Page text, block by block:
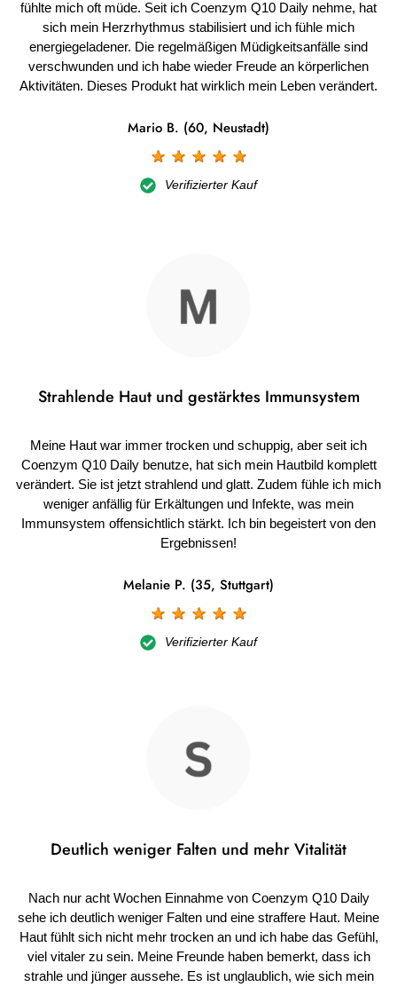
fühlte mich oft müde. Seit ich Coenzym Q10 Daily nehme, hat
sich mein Herzrhythmus stabilisiert und ich fühle mich
energiegeladener. Die regelmäßigen Müdigkeitsanfälle sind
verschwunden und ich habe wieder Freude an körperlichen
Aktivitäten. Dieses Produkt hat wirklich mein Leben verändert.
Mario B. (60, Neustadt)
☆ ☆ ☆ ☆ ☆
Verifizierter Kauf
Strahlende Haut und gestärktes Immunsystem
Meine Haut war immer trocken und schuppig, aber seit ich
Coenzym Q10 Daily benutze, hat sich mein Hautbild komplett
verändert. Sie ist jetzt strahlend und glatt. Zudem fühle ich mich
weniger anfällig für Erkältungen und Infekte, was mein
Immunsystem offensichtlich stärkt. Ich bin begeistert von den
Ergebnissen!
Melanie P. (35, Stuttgart)
☆ ☆ ☆ ☆ ☆
Verifizierter Kauf
Deutlich weniger Falten und mehr Vitalität
Nach nur acht Wochen Einnahme von Coenzym Q10 Daily
sehe ich deutlich weniger Falten und eine straffere Haut. Meine
Haut fühlt sich nicht mehr trocken an und ich habe das Gefühl,
viel vitaler zu sein. Meine Freunde haben bemerkt, dass ich
strahle und jünger aussehe. Es ist unglaublich, wie sich mein